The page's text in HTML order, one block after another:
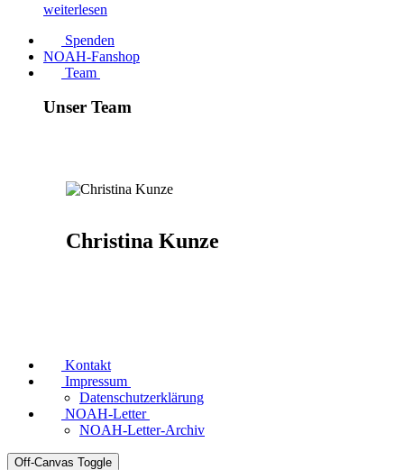
weiterlesen
Spenden
NOAH-Fanshop
Team
Unser Team
Christina Kunze
Kontakt
Impressum
Datenschutzerklärung
NOAH-Letter
NOAH-Letter-Archiv
Off-Canvas Toggle